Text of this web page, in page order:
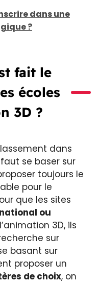
dans une
?
fait le
écoles
3D ?
dans
se baser sur
toujours le
pour le
que les sites
ou
3D, ils
sur
basant sur
proposer un
de choix, on